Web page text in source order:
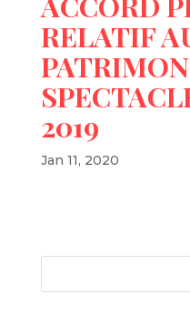
RELATIF
2019
Jan 11, 2020